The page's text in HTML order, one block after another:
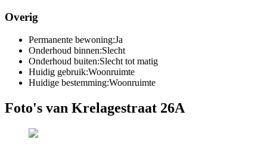
Overig
Permanente bewoning:Ja
Onderhoud binnen:Slecht
Onderhoud buiten:Slecht tot matig
Huidig gebruik:Woonruimte
Huidige bestemming:Woonruimte
Foto's van Krelagestraat 26A